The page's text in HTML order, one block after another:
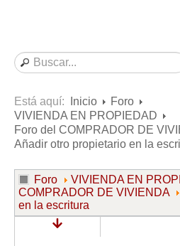
Contratos de Arrendamiento
De uso distinto al de vivienda
Otros contratos de Arrendamiento
Requerimientos y
Para contratos anteriores al 6
Para contratos de Renta Antigua
Formularios sobre Vivienda en
Está aquí: Inicio
Foro
VIVIENDA EN PROPIEDAD
Foro del COMPRADOR DE
Añadir otro propietario en la
Foro VIVIENDA EN
COMPRADOR DE VIVIENDA
en la escritura